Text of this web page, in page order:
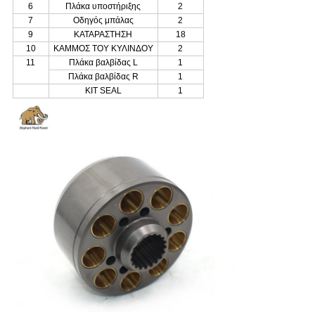
6
Πλάκα υποστήριξης
2
7
Οδηγός μπάλας
2
9
ΚΑΤΑΡΑΣΤΗΣΗ
18
10
ΚΑΜΜΟΣ ΤΟΥ ΚΥΛΙΝΔΟΥ
2
11
Πλάκα βαλβίδας L
1
Πλάκα βαλβίδας R
1
ΚΙΤ SEAL
1